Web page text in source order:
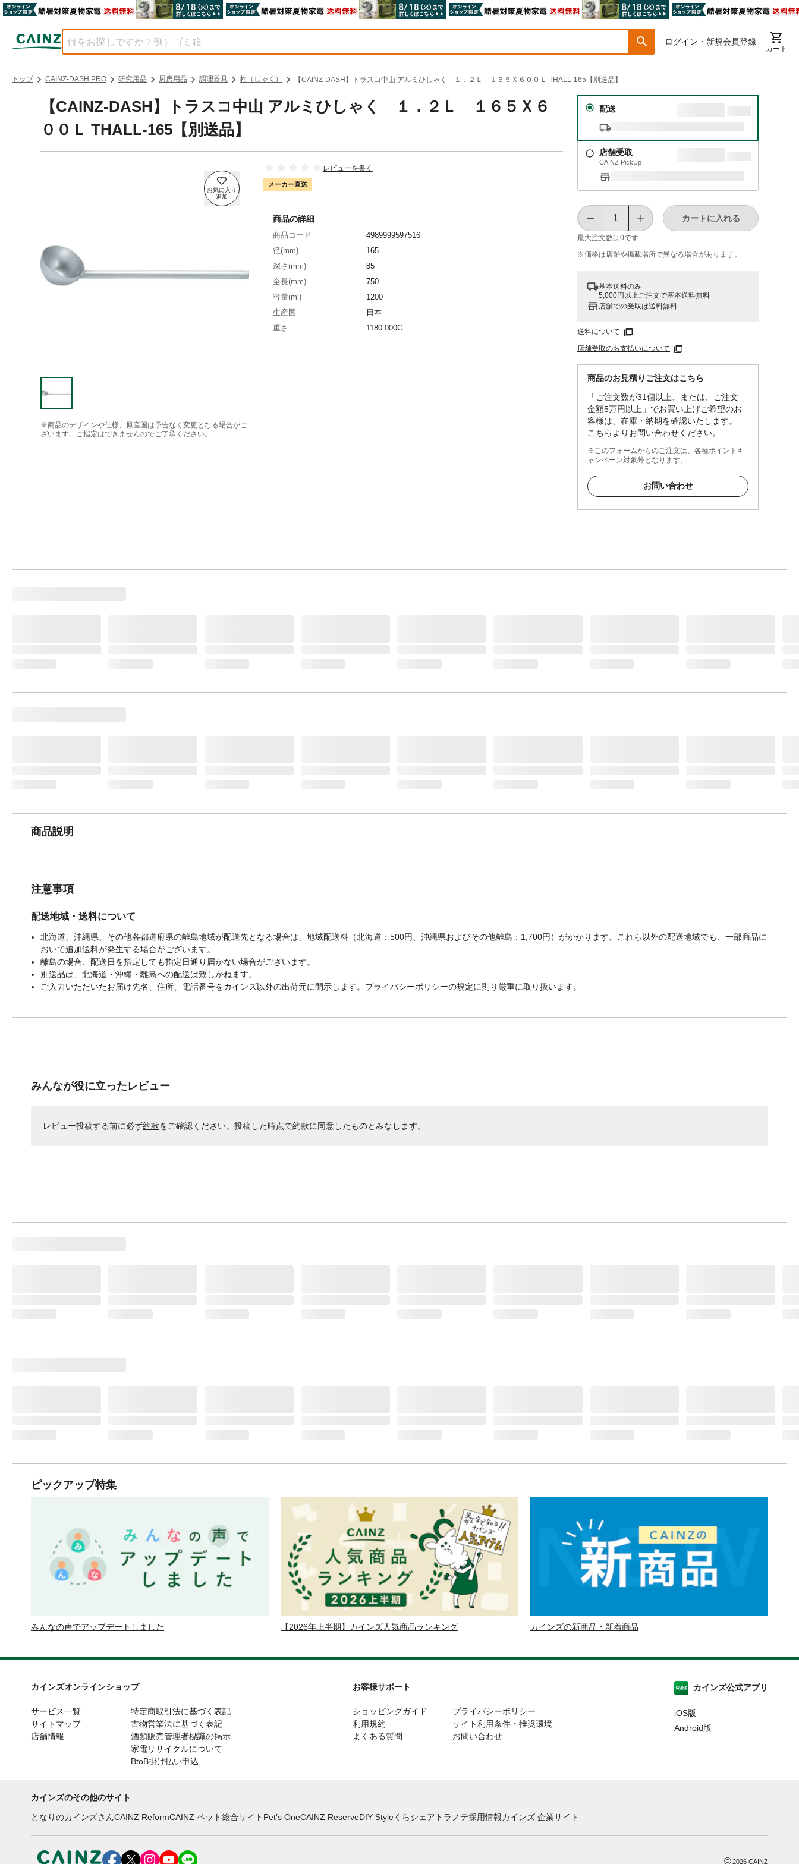
ログイン・新規会員登録
カート
トップ CAINZ-DASH PRO 研究用品 厨房用品 調理器具 杓（しゃく） 【CAINZ-DASH】トラスコ中山 アルミひしゃく １．２Ｌ １６５Ｘ６００Ｌ THALL-165【別送品】
【CAINZ-DASH】トラスコ中山 アルミひしゃく １．２Ｌ １６５Ｘ６
００Ｌ THALL-165【別送品】
※商品のデザインや仕様、原産国は予告なく変更となる場合がご
ざいます。ご指定はできませんのでご了承ください。
レビューを書く
メーカー直送
配送
店舗受取
CAINZ PickUp
最大注文数は0です
カートに入れる
※価格は​店舗や​掲載場所で​異なる​場合が​あります。
基本送料のみ
5,000円以上ご注文で基本送料無料
店舗での受取は送料無料
送料について
店舗受取のお支払いについて
商品のお見積りご注文はこちら
「ご注文数が31個以上、または、ご注文
金額5万円以上」でお買い上げご希望のお
客様は、在庫・納期を確認いたします。
こちらよりお問い合わせください。
※このフォームからのご注文は、各種ポイントキ
ャンペーン対象外となります。
お問い合わせ
商品の詳細
商品コード
4989999597516
径(mm)
165
深さ(mm)
85
全長(mm)
750
容量(ml)
1200
生産国
日本
重さ
1180.000G
商品説明
注意事項
配送地域・送料について
北海道、沖縄県、その他各都道府県の離島地域が配送先となる場合は、地域配送料（北海道：500円、沖縄県およびその他離島：1,700円）がかかります。これら以外の配送地域でも、一部商品に
おいて追加送料が発生する場合がございます。
離島の場合、配送日を指定しても指定日通り届かない場合がございます。
別送品は、北海道・沖縄・離島への配送は致しかねます。
ご入力いただいたお届け先名、住所、電話番号をカインズ以外の出荷元に開示します。プライバシーポリシーの規定に則り厳重に取り扱います。
みんなが役に立ったレビュー
レビュー投稿する前に必ず約款をご確認ください。投稿した時点で約款に同意したものとみなします。
ピックアップ特集
みんなの声でアップデートしました 【2026年上半期】カインズ人気商品ランキング カインズの新商品・新着商品
カインズオンラインショップ
サービス一覧
サイトマップ
店舗情報
特定商取引法に基づく表記
古物営業法に基づく表記
酒類販売管理者標識の掲示
家電リサイクルについて
BtoB掛け払い申込
お客様サポート
ショッピングガイド
利用規約
よくある質問
プライバシーポリシー
サイト利用条件・推奨環境
お問い合わせ
カインズ公式アプリ
iOS版
Android版
カインズのその他のサイト
となりのカインズさんCAINZ ReformCAINZ ペット総合サイト Pet’s OneCAINZ ReserveDIY Styleくらシェア トラノテ採用情報カインズ 企業サイト
©2026 CAINZ